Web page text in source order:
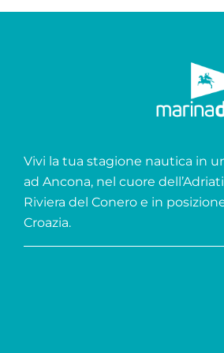
Vivi la tua stagione nautica in
ad Ancona, nel cuore
Riviera del Conero e in
Croazia.